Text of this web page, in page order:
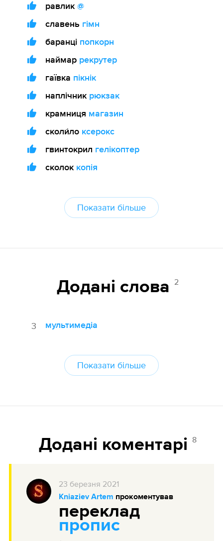
равлик @
славень гімн
баранці попкорн
наймар рекрутер
гаївка пікнік
наплічник рюкзак
крамниця магазин
сколи́ло ксерокс
гвинтокрил гелікоптер
сколок копія
Показати більше
Додані cлова 2
3 мультимедіа
Показати більше
Додані коментарі 8
23 березня 2021
Kniaziev Artem прокоментував
переклад
пропис